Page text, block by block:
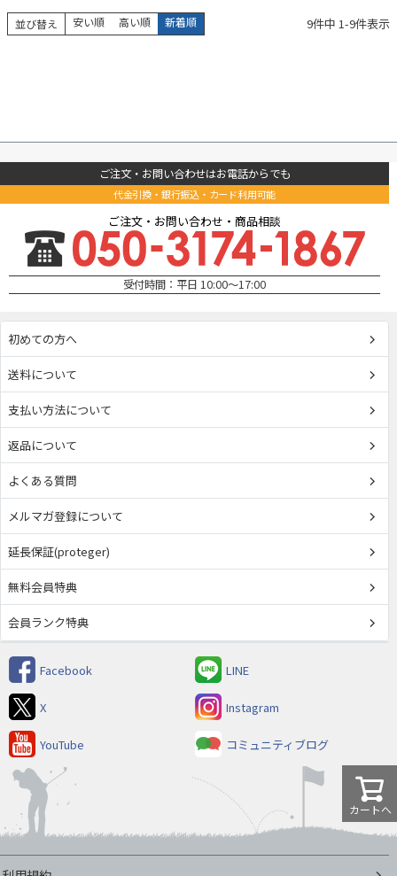
並び替え 安い順 高い順 新着順 9件中 1-9件表示
カートへ
ご注文・お問い合わせはお電話からでも
代金引換・銀行振込・カード利用可能
ご注文・お問い合わせ・商品相談
受付時間：平日 10:00～17:00
初めての方へ
送料について
支払い方法について
返品について
よくある質問
メルマガ登録について
延長保証(proteger)
無料会員特典
会員ランク特典
Facebook LINE
X Instagram
YouTube コミュニティブログ